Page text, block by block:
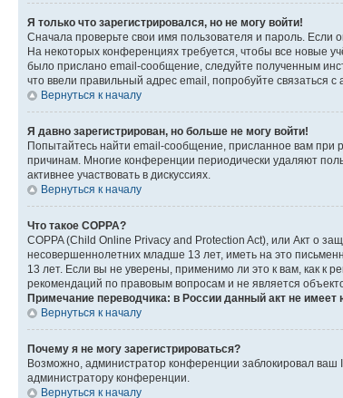
Я только что зарегистрировался, но не могу войти!
Сначала проверьте свои имя пользователя и пароль. Если
На некоторых конференциях требуется, чтобы все новые
было прислано email-сообщение, следуйте полученным
что ввели правильный адрес email, попробуйте связаться с
Вернуться к началу
Я давно зарегистрирован, но больше не могу войти!
Попытайтесь найти email-сообщение, присланное вам при
причинам. Многие конференции периодически удаляют
активнее участвовать в дискуссиях.
Вернуться к началу
Что такое COPPA?
COPPA (Child Online Privacy and Protection Act), или Акт о
несовершеннолетних младше 13 лет, иметь на это
13 лет. Если вы не уверены, применимо ли это к вам, как к
рекомендаций по правовым вопросам и не является
Примечание переводчика: в России данный акт не
Вернуться к началу
Почему я не могу зарегистрироваться?
Возможно, администратор конференции заблокировал ваш
администратору конференции.
Вернуться к началу